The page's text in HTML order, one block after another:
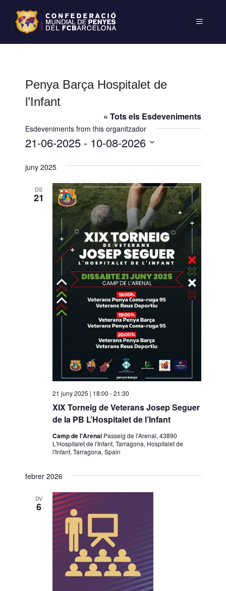
Penya Barça Hospitalet de
l’Infant
« Tots els Esdeveniments
Esdeveniments from this organitzador
21-06-2025 - 10-08-2026
e
juny 2025
DS
21
XIX Torneig de Veterans Josep Seguer
de la PB L’Hospitalet de l’Infant
21 juny 2025 | 18:00 -21:30
Camp de l'Arenal Passeig de l'Arenal, 43890
L'Hospitalet de l'Infant, Tarragona, Hospitalet de
l'Infant, Tarragona, Spain
febrer 2026
DV
6